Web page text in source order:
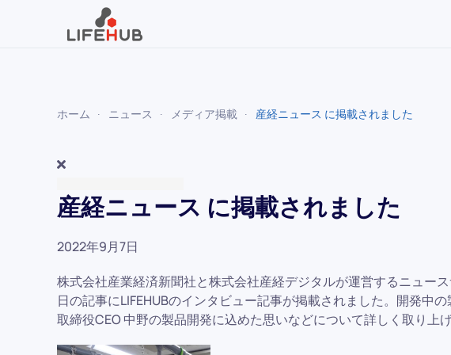
Skip to main content
ホーム ニュース メディア掲載 産経ニュース に掲載されました
産経ニュース に掲載されました
2022年9月7日
株式会社産業経済新聞社と株式会社産経デジタルが運営するニュー
日の記事にLIFEHUBのインタビュー記事が掲載されました。開発中
取締役CEO 中野の製品開発に込めた思いなどについて詳しく取り上げ